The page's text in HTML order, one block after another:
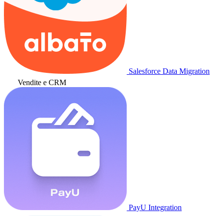
Salesforce Data Migration
Vendite e CRM
PayU Integration